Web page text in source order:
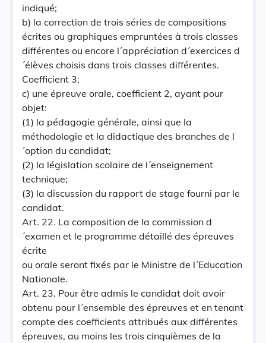
indiqué;
b) la correction de trois séries de compositions
écrites ou graphiques empruntées à trois classes
différentes ou encore l´appréciation d´exercices d
´élèves choisis dans trois classes différentes.
Coefficient 3;
c) une épreuve orale, coefficient 2, ayant pour
objet:
(1) la pédagogie générale, ainsi que la
méthodologie et la didactique des branches de l
´option du candidat;
(2) la législation scolaire de l´enseignement
technique;
(3) la discussion du rapport de stage fourni par le
candidat.
Art. 22. La composition de la commission d
´examen et le programme détaillé des épreuves
écrite
ou orale seront fixés par le Ministre de l´Education
Nationale.
Art. 23. Pour être admis le candidat doit avoir
obtenu pour l´ensemble des épreuves et en tenant
compte des coefficients attribués aux différentes
épreuves, au moins les trois cinquièmes de la